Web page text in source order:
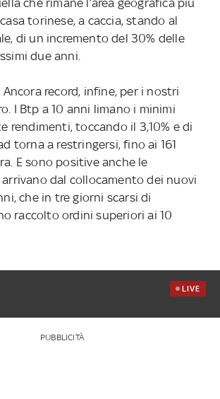
torinese, a caccia, stando al
di un incremento del 30% delle
due anni.
Ancora record, infine, per i nostri
I Btp a 10 anni limano i minimi
rendimenti, toccando il 3,10% e di
torna a restringersi, fino ai 161
E sono positive anche le
dal collocamento dei nuovi
che in tre giorni scarsi di
raccolto ordini superiori ai 10
LIVE
PUBBLICITÀ